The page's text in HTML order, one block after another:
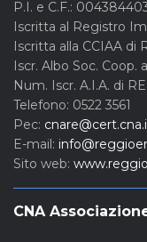
P.I. e C.F.:
Iscritta al Registro
Iscritta alla CCIAA di
Iscr. Albo Soc. Coop.
Num. Iscr. A.I.A. di
Telefono: 0522 3561
Pec:
E-mail:
Sito web:
CNA